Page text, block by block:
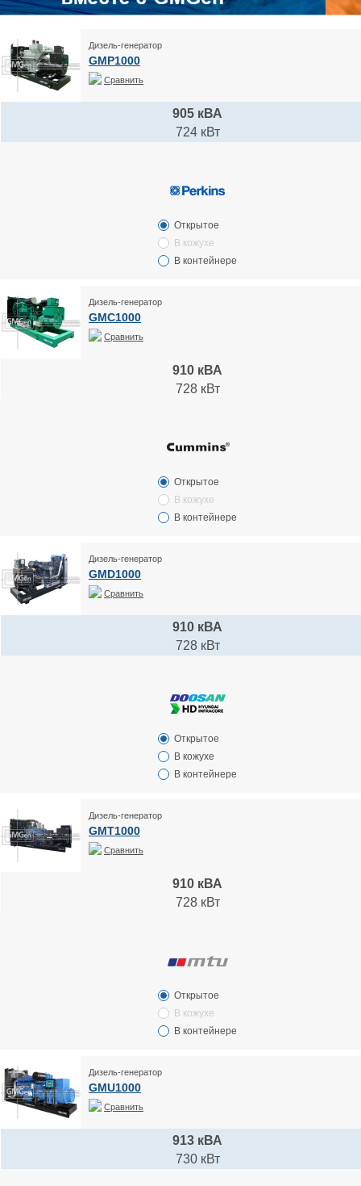
Дизель-генератор
GMP1000
Сравнить
905 кВА
724 кВт
Открытое
В кожухе
В контейнере
Дизель-генератор
GMC1000
Сравнить
910 кВА
728 кВт
Открытое
В кожухе
В контейнере
Дизель-генератор
GMD1000
Сравнить
910 кВА
728 кВт
Открытое
В кожухе
В контейнере
Дизель-генератор
GMT1000
Сравнить
910 кВА
728 кВт
Открытое
В кожухе
В контейнере
Дизель-генератор
GMU1000
Сравнить
913 кВА
730 кВт